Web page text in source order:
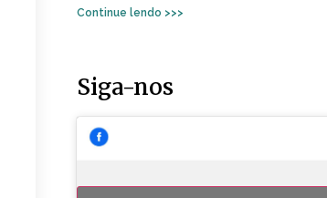
Continue lendo >>>
Siga-nos